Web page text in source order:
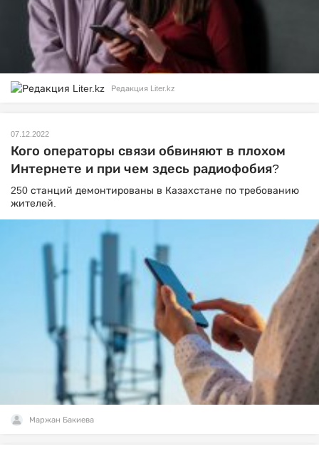
Редакция Liter.kz
07.12.2022
Кого операторы связи обвиняют в плохом
Интернете и при чем здесь радиофобия?
250 станций демонтированы в Казахстане по требованию
жителей.
Маржан Бакиева